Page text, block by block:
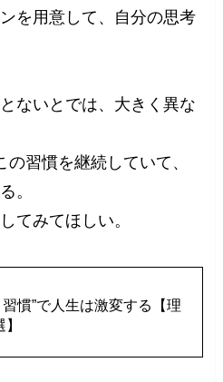
を用意して、自分の思考
ないとでは、大きく異な
習慣を継続していて、
。
てみてほしい。
習慣”で人生は激変する【理